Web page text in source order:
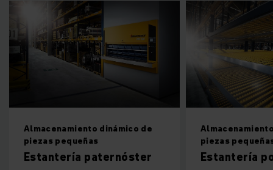
Almacenamiento dinámico de
piezas pequeñas
Estantería paternóster
piezas
Estantería